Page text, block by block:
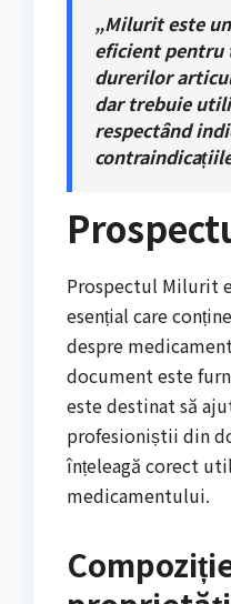
„Milurit este
eficient pentru
durerilor
dar trebuie
respectând
Prospectul Milurit
esențial care
despre
document este
este destinat să
profesioniștii din
înțeleagă corect
medicamentului.